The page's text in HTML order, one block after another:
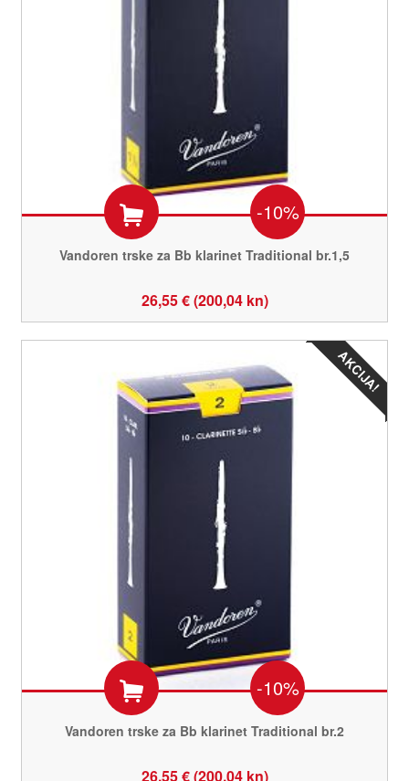
-10%
Vandoren trske za Bb klarinet Traditional br.1,5
26,55 € (200,04 kn)
-10%
Vandoren trske za Bb klarinet Traditional br.2
26,55 € (200,04 kn)